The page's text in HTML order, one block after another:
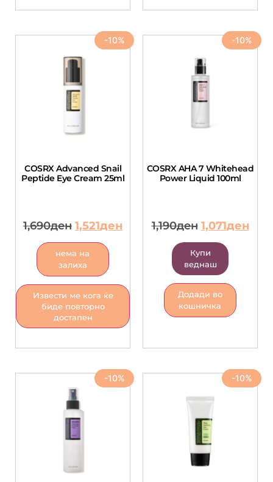
-10%
COSRX Advanced Snail
Peptide Eye Cream 25ml
1,690ден 1,521ден
нема на
залиха
Извести ме кога ќе
биде повторно
достапен
-10%
COSRX AHA 7 Whitehead
Power Liquid 100ml
1,190ден 1,071ден
Купи
веднаш
Додади во
кошничка
-10% -10%